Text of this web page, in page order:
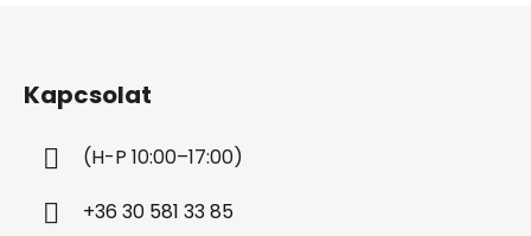
Kapcsolat
(H-P 10:00–17:00)
+36 30 581 33 85